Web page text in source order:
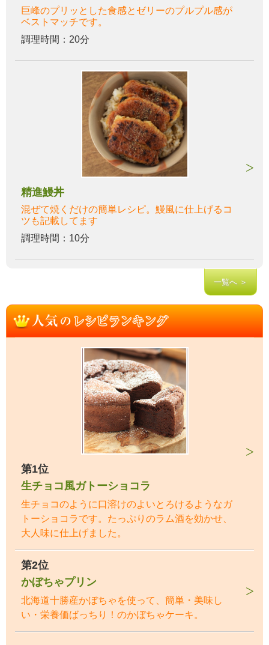
巨峰のプリッとした食感とゼリーのプルプル感が
ベストマッチです。
調理時間：20分
精進鰻丼
混ぜて焼くだけの簡単レシピ。鰻風に仕上げるコ
ツも記載してます
調理時間：10分
一覧へ ＞
第1位
生チョコ風ガトーショコラ
生チョコのように口溶けのよいとろけるようなガ
トーショコラです。たっぷりのラム酒を効かせ、
大人味に仕上げました。
第2位
かぼちゃプリン
北海道十勝産かぼちゃを使って、簡単・美味し
い・栄養価ばっちり！のかぼちゃケーキ。